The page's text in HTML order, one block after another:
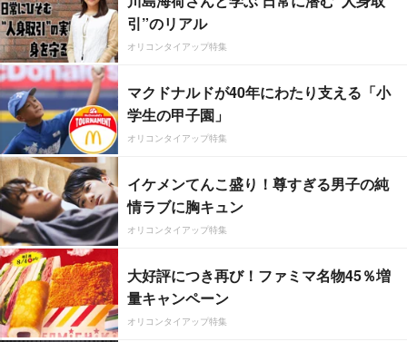
引”のリアル
オリコンタイアップ特集
マクドナルドが40年にわたり支える「小
学生の甲子園」
オリコンタイアップ特集
イケメンてんこ盛り！尊すぎる男子の純
情ラブに胸キュン
オリコンタイアップ特集
大好評につき再び！ファミマ名物45％増
量キャンペーン
オリコンタイアップ特集